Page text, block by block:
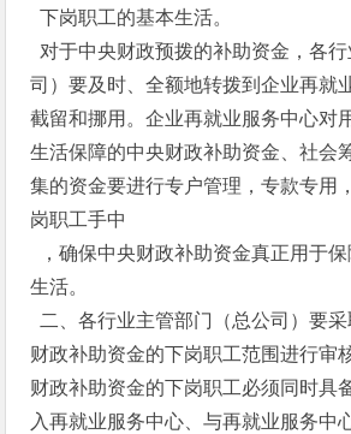
下岗职工的基本生活。
对于中央财政预拨的补助资金，各
司）要及时、全额地转拨到企业再就
截留和挪用。企业再就业服务中心对
生活保障的中央财政补助资金、社会
集的资金要进行专户管理，专款专用
岗职工手中
，确保中央财政补助资金真正用于
生活。
二、各行业主管部门（总公司）要
财政补助资金的下岗职工范围进行审
财政补助资金的下岗职工必须同时具
入再就业服务中心、与再就业服务中